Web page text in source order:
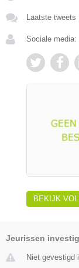
Laatste tweets
Sociale media:
BEKIJK
Jeurissen
Niet gevestigd